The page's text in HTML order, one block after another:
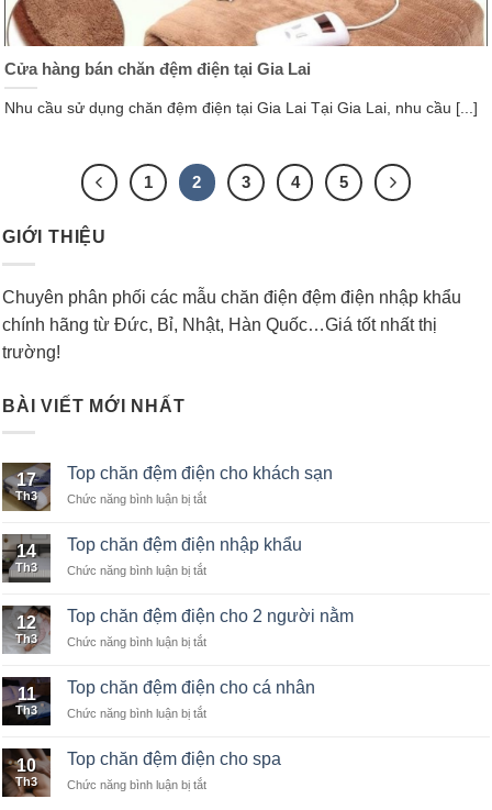
Cửa hàng bán chăn đệm điện tại Gia Lai
Nhu cầu sử dụng chăn đệm điện tại Gia Lai Tại Gia Lai, nhu cầu [...]
1 2 3 4 5
GIỚI THIỆU
Chuyên phân phối các mẫu chăn điện đệm điện nhập khẩu
chính hãng từ Đức, Bỉ, Nhật, Hàn Quốc…Giá tốt nhất thị
trường!
BÀI VIẾT MỚI NHẤT
17
Th3
Top chăn đệm điện cho khách sạn
Chức năng bình luận bị tắt
chăn
đệm
khách
14
Th3
Top chăn đệm điện nhập khẩu
Chức năng bình luận bị tắt
chăn
đệm
khẩu
12
Th3
Top chăn đệm điện cho 2 người nằm
Chức năng bình luận bị tắt
chăn
đệm
2
11
Th3
Top chăn đệm điện cho cá nhân
Chức năng bình luận bị tắt
chăn
đệm
10
Th3
Top chăn đệm điện cho spa
Chức năng bình luận bị tắt